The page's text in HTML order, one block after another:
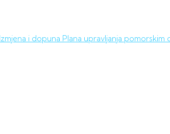
i dopuna Plana upravljanja